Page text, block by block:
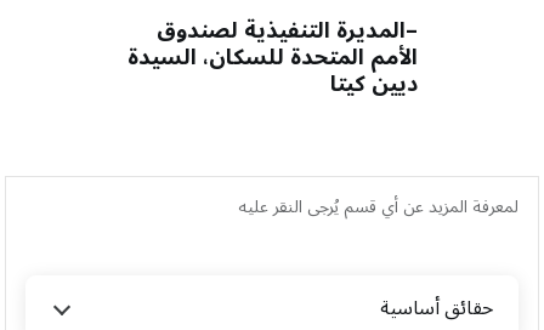
–المديرة التنفيذية لصندوق
الأمم المتحدة للسكان، السيدة
ديين كيتا
لمعرفة المزيد عن أي قسم يُرجى النقر عليه
حقائق أساسية